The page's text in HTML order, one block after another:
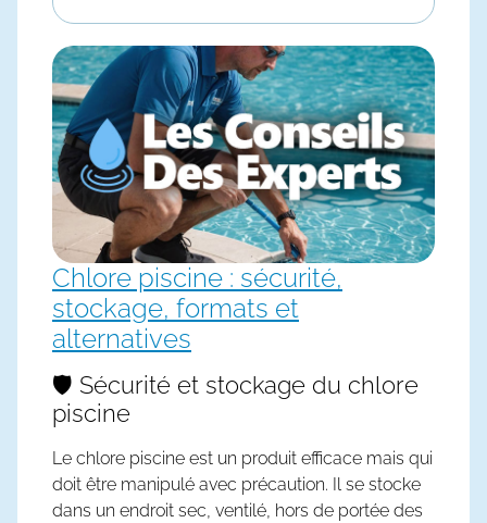
Chlore piscine : sécurité,
stockage, formats et
alternatives
🛡️ Sécurité et stockage du chlore
piscine
Le chlore piscine est un produit efficace mais qui
doit être manipulé avec précaution. Il se stocke
dans un endroit sec, ventilé, hors de portée des